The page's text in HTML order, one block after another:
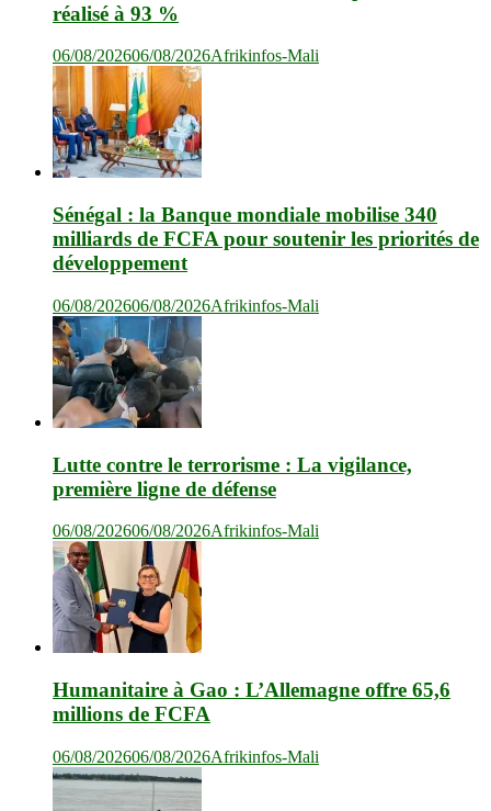
réalisé à 93 %
06/08/202606/08/2026Afrikinfos-Mali
Sénégal : la Banque mondiale mobilise 340
milliards de FCFA pour soutenir les priorités de
développement
06/08/202606/08/2026Afrikinfos-Mali
Lutte contre le terrorisme : La vigilance,
première ligne de défense
06/08/202606/08/2026Afrikinfos-Mali
Humanitaire à Gao : L’Allemagne offre 65,6
millions de FCFA
06/08/202606/08/2026Afrikinfos-Mali